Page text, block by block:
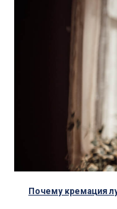
Почему кремация